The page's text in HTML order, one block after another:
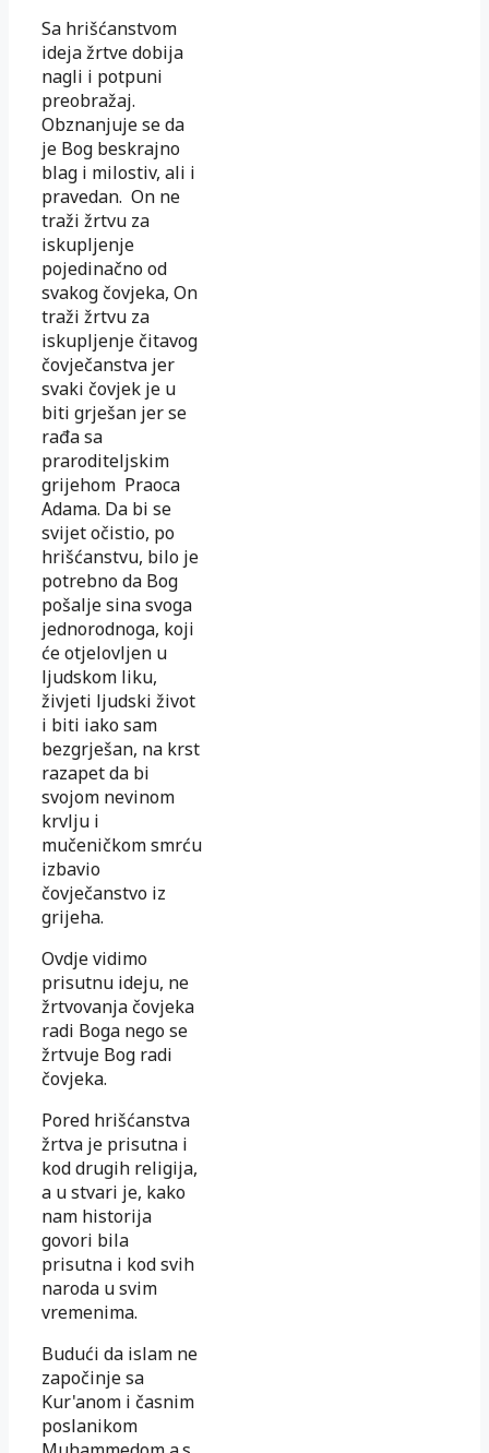
Sa hrišćanstvom
ideja žrtve dobija
nagli i potpuni
preobražaj.
Obznanjuje se da
je Bog beskrajno
blag i milostiv, ali i
pravedan. On ne
traži žrtvu za
iskupljenje
pojedinačno od
svakog čovjeka, On
traži žrtvu za
iskupljenje čitavog
čovječanstva jer
svaki čovjek je u
biti grješan jer se
rađa sa
praroditeljskim
grijehom Praoca
Adama. Da bi se
svijet očistio, po
hrišćanstvu, bilo je
potrebno da Bog
pošalje sina svoga
jednorodnoga, koji
će otjelovljen u
ljudskom liku,
živjeti ljudski život
i biti iako sam
bezgrješan, na krst
razapet da bi
svojom nevinom
krvlju i
mučeničkom smrću
izbavio
čovječanstvo iz
grijeha.
Ovdje vidimo
prisutnu ideju, ne
žrtvovanja čovjeka
radi Boga nego se
žrtvuje Bog radi
čovjeka.
Pored hrišćanstva
žrtva je prisutna i
kod drugih religija,
a u stvari je, kako
nam historija
govori bila
prisutna i kod svih
naroda u svim
vremenima.
Budući da islam ne
započinje sa
Kur'anom i časnim
poslanikom